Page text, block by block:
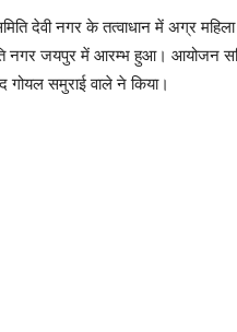
देवी नगर के तत्वाधान में अग्र
नगर जयपुर में आरम्भ हुआ। आयोजन
समुराई वाले ने किया।